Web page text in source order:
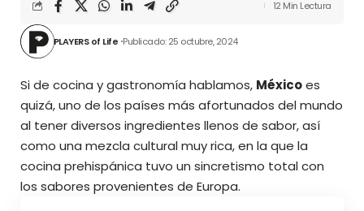
PLAYERS of Life Publicado: 25 octubre, 2024
12 Min Lectura
Si de cocina y gastronomía hablamos, Méxicoes
quizá, uno de los países más afortunados del mundo
al tener diversos ingredientes llenos de sabor, así
como una mezcla cultural muy rica, en la que la
cocina prehispánica tuvo un sincretismo total con
los sabores provenientes de Europa.